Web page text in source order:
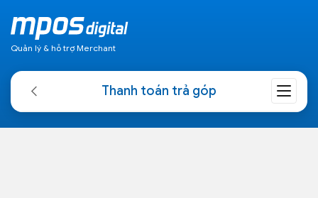
Quản lý & hỗ trợ Merchant
Thanh toán trả góp